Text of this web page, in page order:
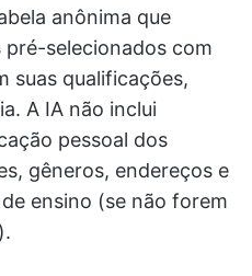
anônima que
selecionados com
suas qualificações,
A IA não inclui
pessoal dos
gêneros, endereços e
ensino (se não forem